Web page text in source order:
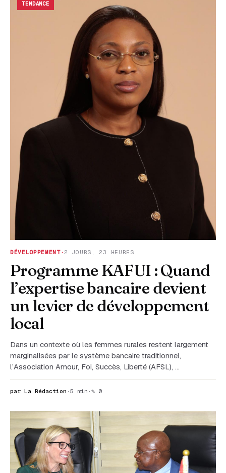
TENDANCE
DÉVELOPPEMENT·2 JOURS, 23 HEURES
Programme KAFUI : Quand
l’expertise bancaire devient
un levier de développement
local
Dans un contexte où les femmes rurales restent largement
marginalisées par le système bancaire traditionnel,
l’Association Amour, Foi, Succès, Liberté (AFSL), …
par La Rédaction · 5 min · ✎ 0